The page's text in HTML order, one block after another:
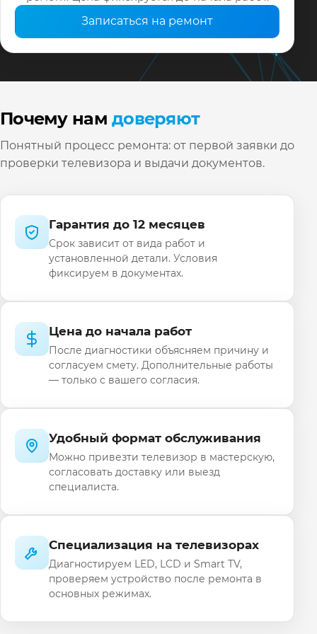
Записаться на ремонт
Почему намдоверяют
Понятный процесс ремонта: от первой заявки до
проверки телевизора и выдачи документов.
Гарантия до 12 месяцев
Срок зависит от вида работ и
установленной детали. Условия
фиксируем в документах.
Цена до начала работ
После диагностики объясняем причину и
согласуем смету. Дополнительные работы
— только с вашего согласия.
Удобный формат обслуживания
Можно привезти телевизор в мастерскую,
согласовать доставку или выезд
специалиста.
Специализация на телевизорах
Диагностируем LED, LCD и Smart TV,
проверяем устройство после ремонта в
основных режимах.